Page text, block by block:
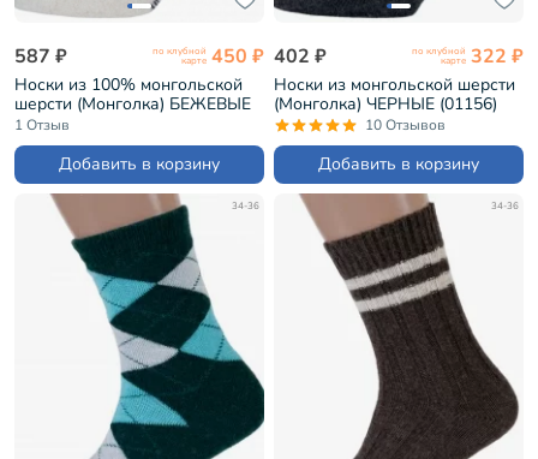
587 ₽ по клубной
карте 450 ₽
Носки из 100% монгольской
шерсти (Монголка) БЕЖЕВЫЕ
(01173)
1 Отзыв
Добавить в корзину
402 ₽ по клубной
карте 322 ₽
Носки из монгольской шерсти
(Монголка) ЧЕРНЫЕ (01156)
10 Отзывов
Добавить в корзину
34-36 34-36